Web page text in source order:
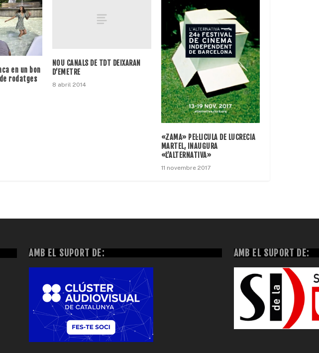
en un bon
rodatges
NOU CANALS DE TDT DEIXARAN
D’EMETRE
8 abril 2014
«ZAMA» PEL·LICULA DE LUCRECIA
MARTEL, INAUGURA
«L’ALTERNATIVA»
11 novembre 2017
AMB EL SUPORT DE: AMB EL SUPORT DE: